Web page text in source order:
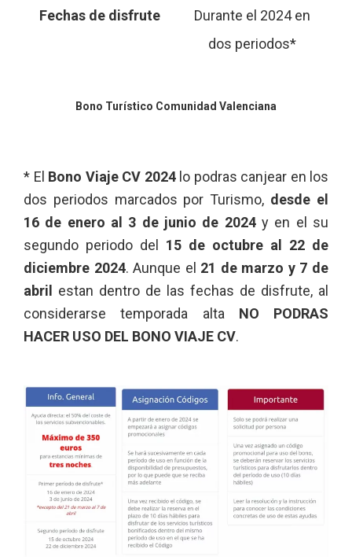
Fechas de disfrute
Durante el 2024 en
dos periodos*
Bono Turístico Comunidad Valenciana
* El Bono Viaje CV 2024lo podras canjear en los
dos periodos marcados por Turismo, desde el
16 de enero al 3 de junio de 2024y en el su
segundo periodo del 15 de octubre al 22 de
diciembre 2024. Aunque el 21 de marzo y 7 de
abril
estan dentro de las fechas de disfrute, al
considerarse temporada alta NO PODRAS
HACER USO DEL BONO VIAJE CV.